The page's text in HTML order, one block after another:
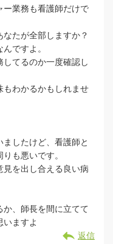
ー業務も看護師だけで
たが全部しますか？
ですよ。
てるのか一度確認し
もわかるかもしれませ
したけど、看護師と
も悪いです。
見を出し合える良い病
、師長を間に立てて
ますよ
返信